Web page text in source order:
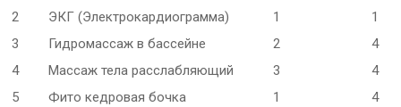
2
ЭКГ (Электрокардиограмма) 1
1
3
Гидромассаж в бассейне 2
4
4
Массаж тела расслабляющий 3
4
5
Фито кедровая бочка 1
4